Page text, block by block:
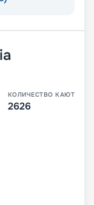
КОЛИЧЕСТВО КАЮТ
2626